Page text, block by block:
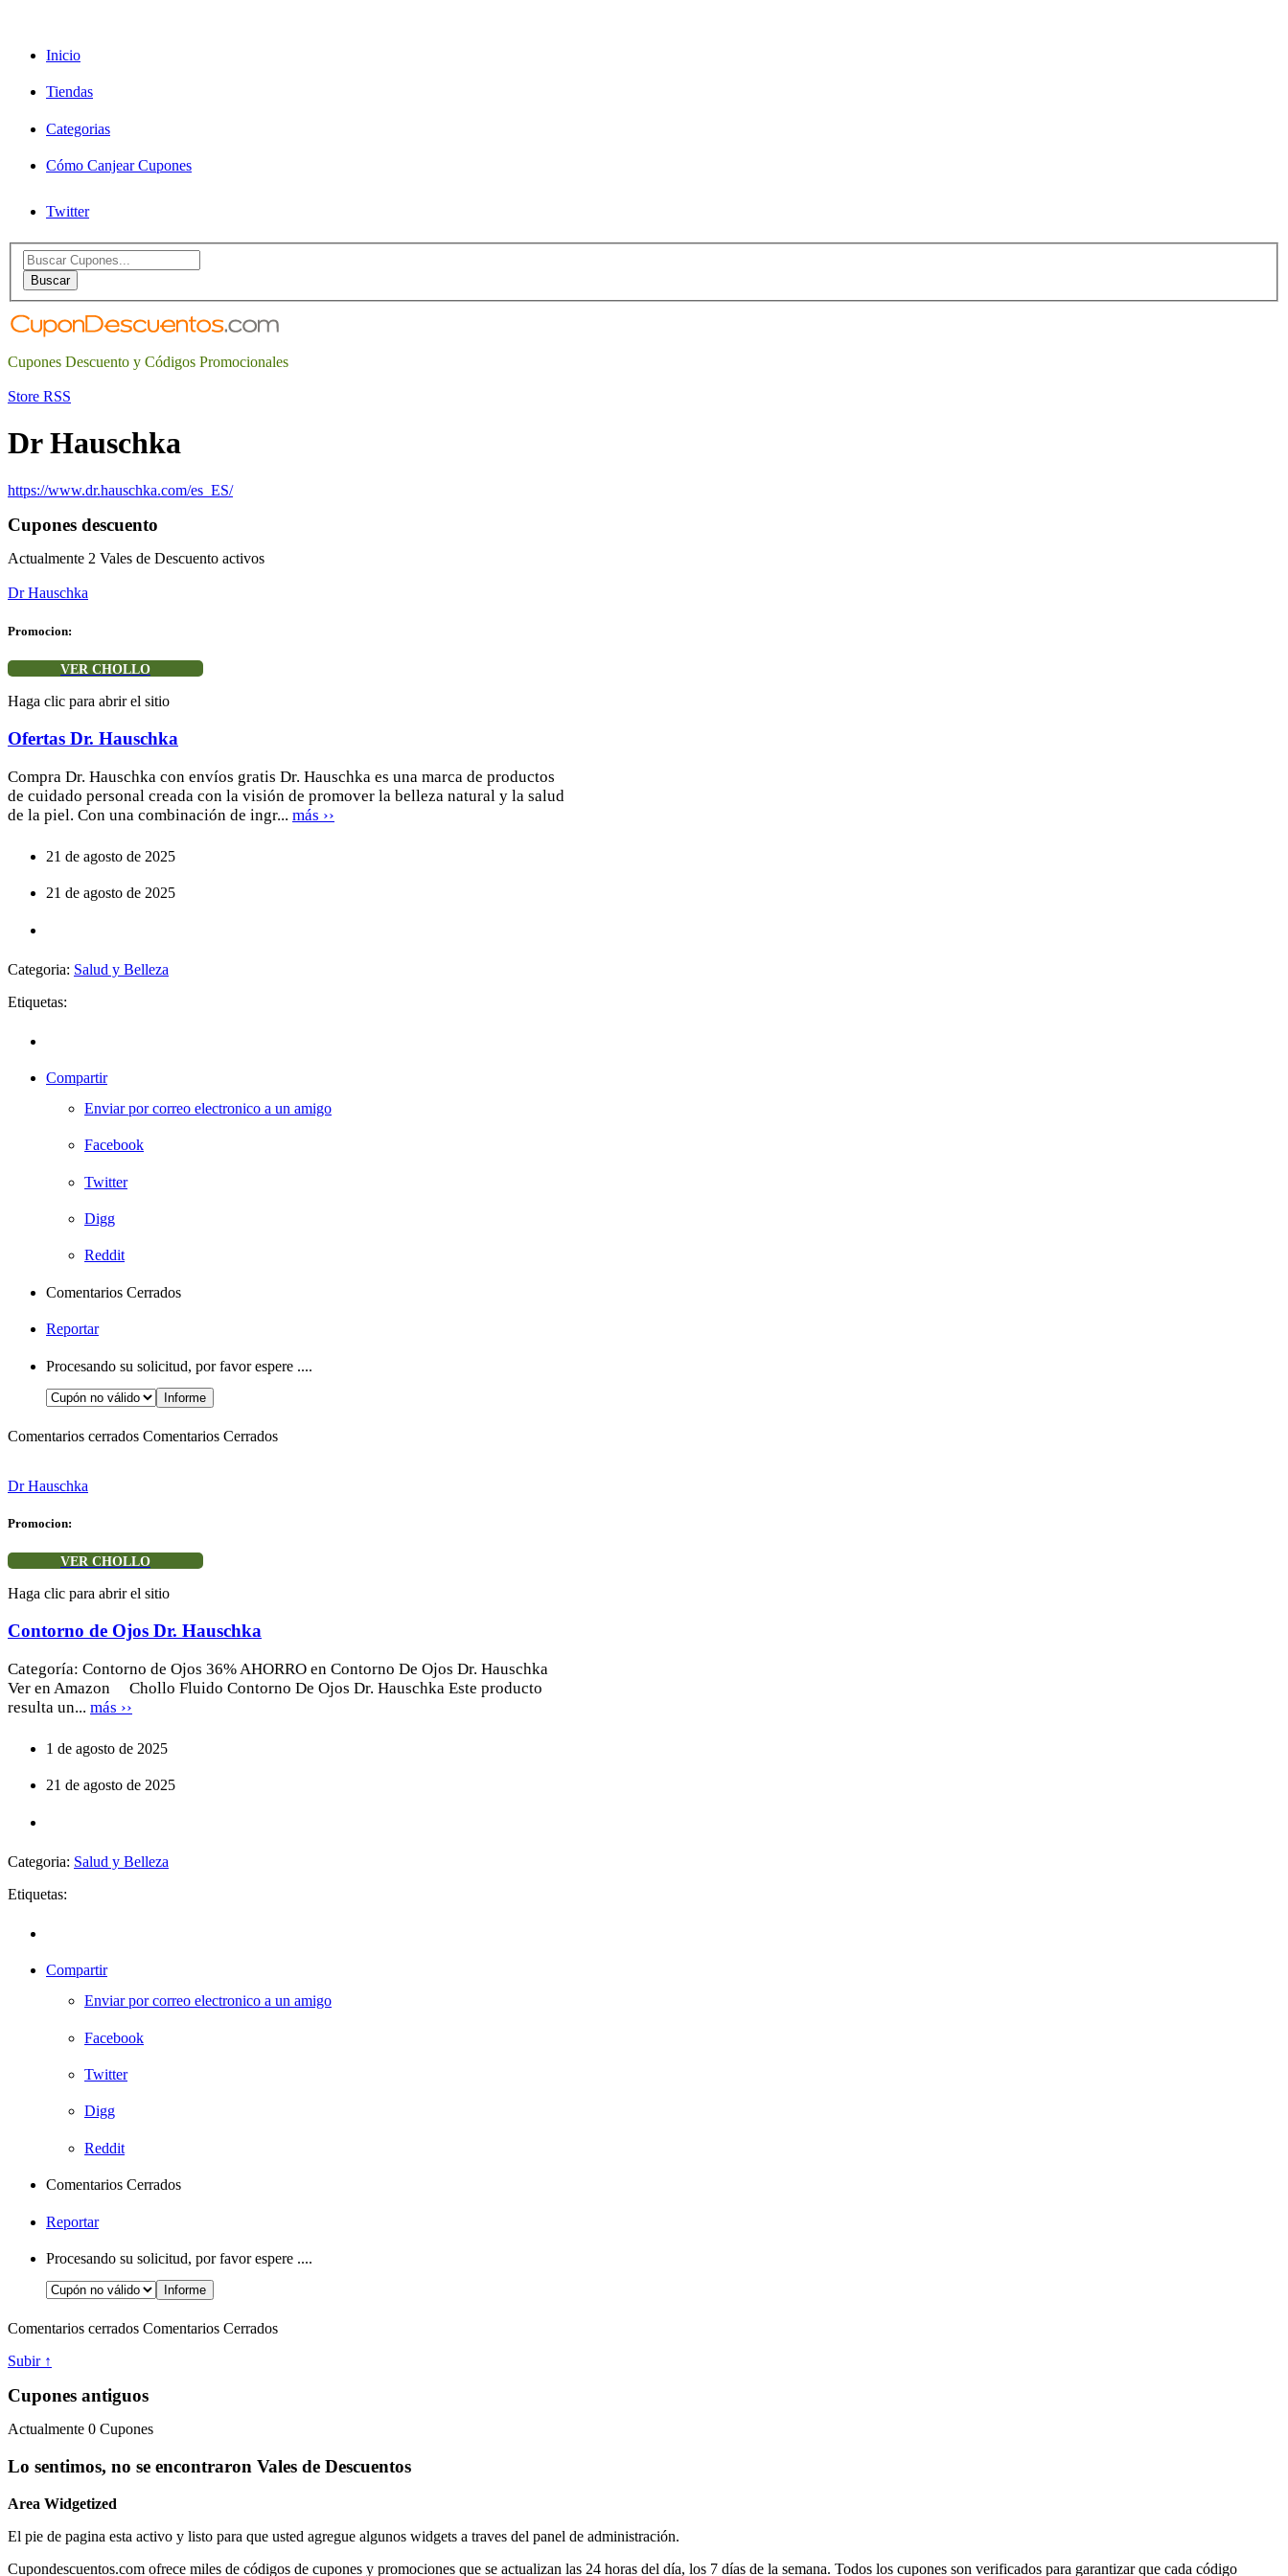
Inicio
Tiendas
Categorias
Cómo Canjear Cupones
Twitter
Search
for:Buscar
Cupones Descuento y Códigos Promocionales
Store RSS
Dr Hauschka
https://www.dr.hauschka.com/es_ES/
Cupones descuento
Actualmente 2 Vales de Descuento activos
Dr Hauschka
Promocion:
VER CHOLLO
Haga clic para abrir el sitio
Ofertas Dr. Hauschka
Compra Dr. Hauschka con envíos gratis Dr. Hauschka es una marca de productos
de cuidado personal creada con la visión de promover la belleza natural y la salud
de la piel. Con una combinación de ingr... más ››
21 de agosto de 2025
21 de agosto de 2025
Categoria: Salud y Belleza
Etiquetas:
Compartir
Enviar por correo electronico a un amigo
Facebook
Twitter
Digg
Reddit
Comentarios Cerrados
Reportar
Procesando su solicitud, por favor espere ....
Comentarios cerrados Comentarios Cerrados
Dr Hauschka
Promocion:
VER CHOLLO
Haga clic para abrir el sitio
Contorno de Ojos Dr. Hauschka
Categoría: Contorno de Ojos 36% AHORRO en Contorno De Ojos Dr. Hauschka
Ver en Amazon Chollo Fluido Contorno De Ojos Dr. Hauschka Este producto
resulta un... más ››
1 de agosto de 2025
21 de agosto de 2025
Categoria: Salud y Belleza
Etiquetas:
Compartir
Enviar por correo electronico a un amigo
Facebook
Twitter
Digg
Reddit
Comentarios Cerrados
Reportar
Procesando su solicitud, por favor espere ....
Comentarios cerrados Comentarios Cerrados
Subir ↑
Cupones antiguos
Actualmente 0 Cupones
Lo sentimos, no se encontraron Vales de Descuentos
Area Widgetized
El pie de pagina esta activo y listo para que usted agregue algunos widgets a traves del panel de administración.
Cupondescuentos.com ofrece miles de códigos de cupones y promociones que se actualizan las 24 horas del día, los 7 días de la semana. Todos los cupones son verificados para garantizar que cada código